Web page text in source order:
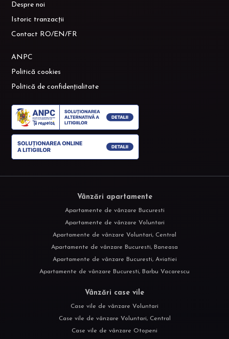
Despre noi
Istoric tranzacții
Contact RO/EN/FR
ANPC
Politică cookies
Politică de confidențialitate
Vânzări apartamente
Apartamente de vânzare Bucuresti
Apartamente de vânzare Voluntari
Apartamente de vânzare Voluntari, Central
Apartamente de vânzare Bucuresti, Baneasa
Apartamente de vânzare Bucuresti, Aviatiei
Apartamente de vânzare Bucuresti, Barbu Vacarescu
Vânzări case vile
Case vile de vânzare Voluntari
Case vile de vânzare Voluntari, Central
Case vile de vânzare Otopeni